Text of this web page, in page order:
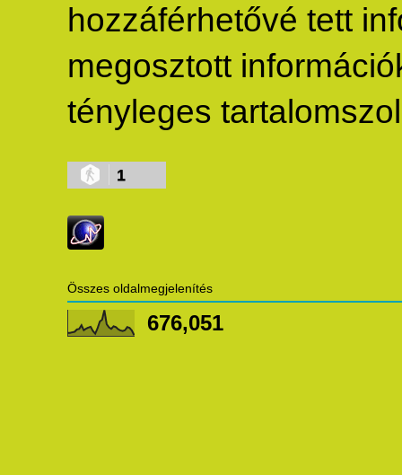
hozzáférhetővé tett
megosztott
tényleges
1
Összes oldalmegjelenítés
676,051